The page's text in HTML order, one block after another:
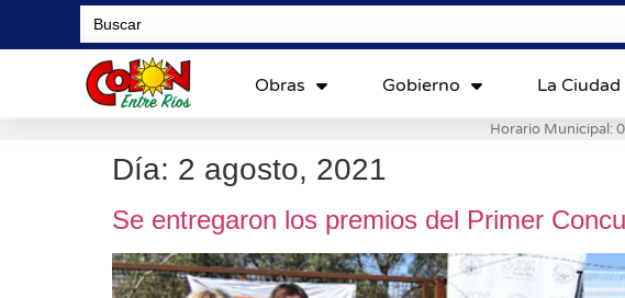
Search
for:
Obras Gobierno La Ciudad
Horario Municipal:
Día: 2 agosto, 2021
Se entregaron los premios del Primer